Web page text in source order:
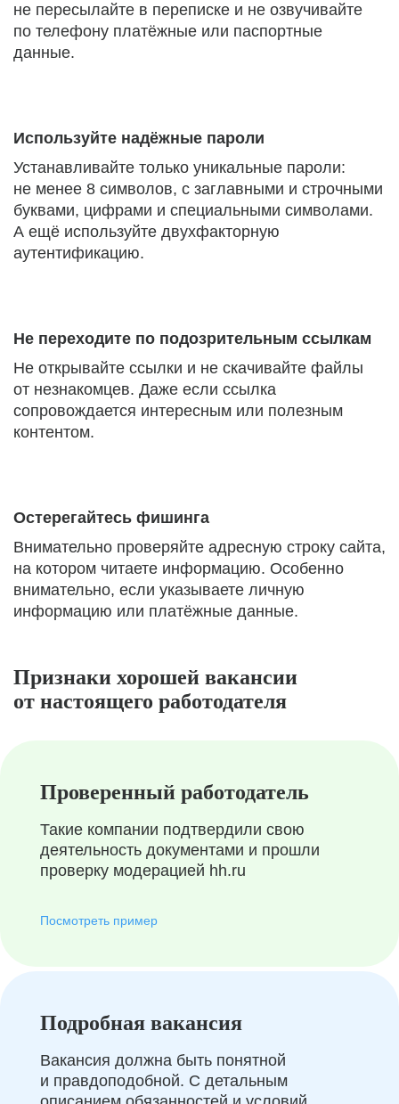
не пересылайте в переписке и не озвучивайте
по телефону платёжные или паспортные
данные.
Используйте надёжные пароли
Устанавливайте только уникальные пароли:
не менее 8 символов, с заглавными и строчными
буквами, цифрами и специальными символами.
А ещё используйте двухфакторную
аутентификацию.
Не переходите по подозрительным ссылкам
Не открывайте ссылки и не скачивайте файлы
от незнакомцев. Даже если ссылка
сопровождается интересным или полезным
контентом.
Остерегайтесь фишинга
Внимательно проверяйте адресную строку сайта,
на котором читаете информацию. Особенно
внимательно, если указываете личную
информацию или платёжные данные.
Признаки хорошей вакансии
от настоящего работодателя
Проверенный работодатель
Такие компании подтвердили свою
деятельность документами и прошли
проверку модерацией hh.ru
Посмотреть пример
Подробная вакансия
Вакансия должна быть понятной
и правдоподобной. С детальным